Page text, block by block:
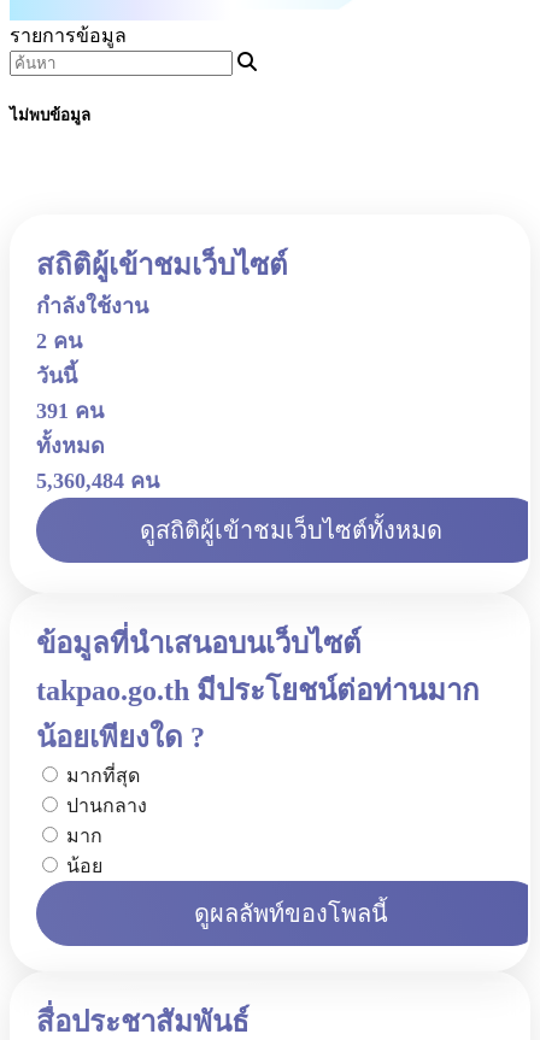
รายการข้อมูล
ไม่พบข้อมูล
สถิติผู้เข้าชมเว็บไซต์
กำลังใช้งาน
2 คน
วันนี้
391 คน
ทั้งหมด
5,360,484 คน
ดูสถิติผู้เข้าชมเว็บไซต์ทั้งหมด
ข้อมูลที่นำเสนอบนเว็บไซต์
takpao.go.th มีประโยชน์ต่อท่านมาก
น้อยเพียงใด ?
มากที่สุด
ปานกลาง
มาก
น้อย
ดูผลลัพท์ของโพลนี้
สื่อประชาสัมพันธ์